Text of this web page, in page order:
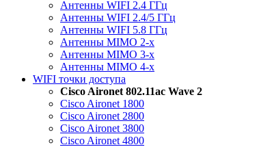
Антенны WIFI 2.4 ГГц
Антенны WIFI 2.4/5 ГГц
Антенны WIFI 5.8 ГГц
Антенны MIMO 2-x
Антенны MIMO 3-x
Антенны MIMO 4-x
WIFI точки доступа
Cisco Aironet 802.11ac Wave 2
Cisco Aironet 1800
Cisco Aironet 2800
Cisco Aironet 3800
Cisco Aironet 4800